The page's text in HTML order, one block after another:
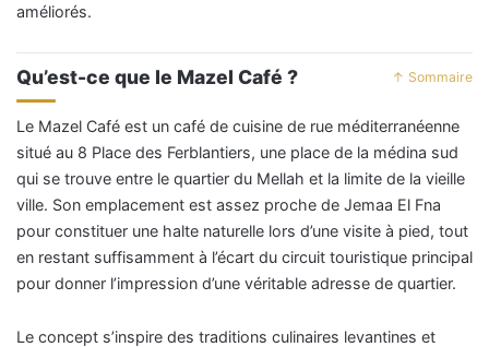
améliorés.
Qu’est-ce que le Mazel Café ? ↑ Sommaire
Le Mazel Café est un café de cuisine de rue méditerranéenne
situé au 8 Place des Ferblantiers, une place de la médina sud
qui se trouve entre le quartier du Mellah et la limite de la vieille
ville. Son emplacement est assez proche de Jemaa El Fna
pour constituer une halte naturelle lors d’une visite à pied, tout
en restant suffisamment à l’écart du circuit touristique principal
pour donner l’impression d’une véritable adresse de quartier.
Le concept s’inspire des traditions culinaires levantines et